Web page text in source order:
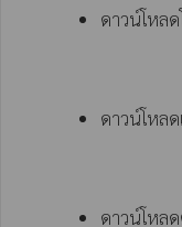
ดาวน์โหล
ดาวน์โหล
ดาวน์โหล